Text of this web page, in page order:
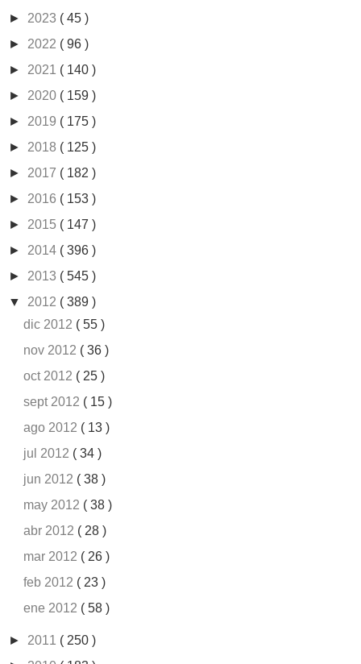
► 2023 ( 45 )
► 2022 ( 96 )
► 2021 ( 140 )
► 2020 ( 159 )
► 2019 ( 175 )
► 2018 ( 125 )
► 2017 ( 182 )
► 2016 ( 153 )
► 2015 ( 147 )
► 2014 ( 396 )
► 2013 ( 545 )
▼ 2012 ( 389 )
dic 2012 ( 55 )
nov 2012 ( 36 )
oct 2012 ( 25 )
sept 2012 ( 15 )
ago 2012 ( 13 )
jul 2012 ( 34 )
jun 2012 ( 38 )
may 2012 ( 38 )
abr 2012 ( 28 )
mar 2012 ( 26 )
feb 2012 ( 23 )
ene 2012 ( 58 )
► 2011 ( 250 )